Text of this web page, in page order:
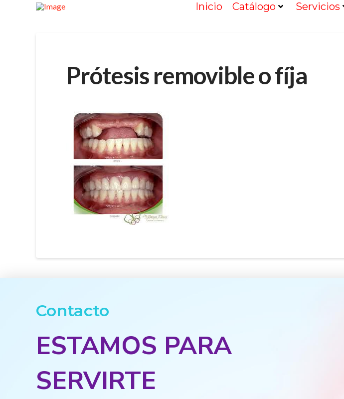
Inicio Catálogo Servicios
Prótesis removible o fíja
Contacto
ESTAMOS PARA
SERVIRTE